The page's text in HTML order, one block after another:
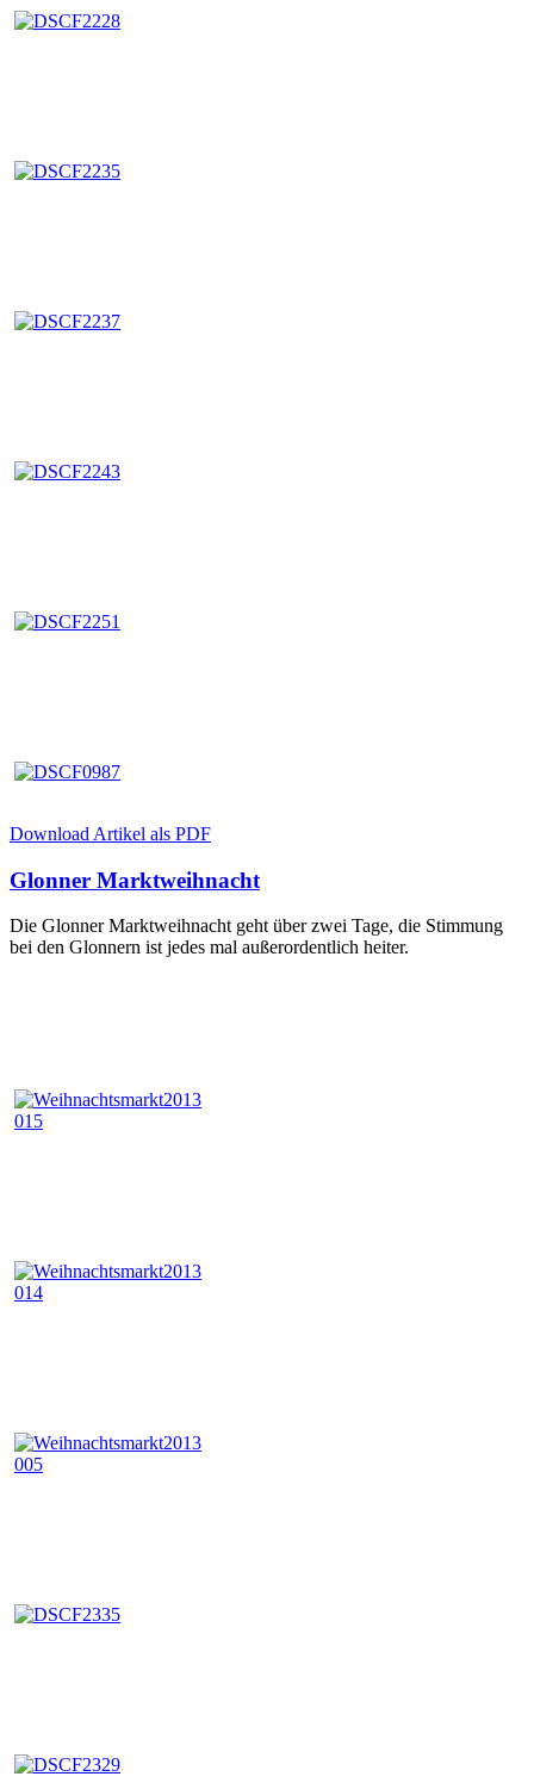
Download Artikel als PDF
Glonner Marktweihnacht
Die Glonner Marktweihnacht geht über zwei Tage, die Stimmung
bei den Glonnern ist jedes mal außerordentlich heiter.